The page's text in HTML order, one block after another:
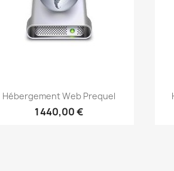
Aperçu rapide
Hébergement Web Prequel
1 440,00 €